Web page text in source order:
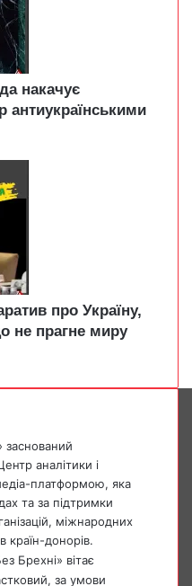
накачує
антиукраїнськими
про Україну,
не прагне миру
заснований
аналітики і
платформою, яка
та за підтримки
міжнародних
країн-донорів.
Брехні» вітає
за умови